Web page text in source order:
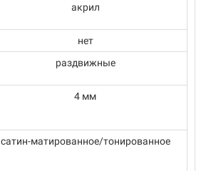
акрил
нет
раздвижные
4 мм
сатин-матированное/тонированное